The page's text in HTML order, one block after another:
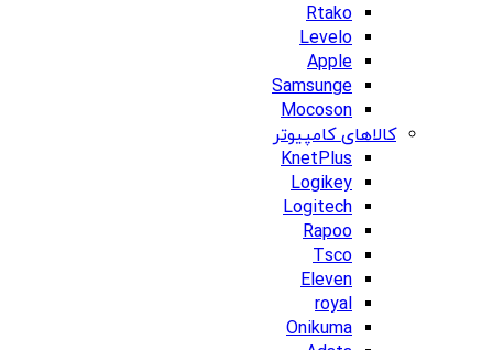
Rtako
Levelo
Apple
Samsunge
Mocoson
کالاهای کامپیوتر
KnetPlus
Logikey
Logitech
Rapoo
Tsco
Eleven
royal
Onikuma